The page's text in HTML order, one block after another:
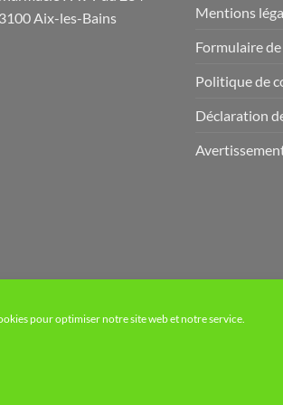
pour optimiser notre site web et notre service.
la
du
Aix-les-Bains
Mentions
Formulaire
Politique de
Déclaration